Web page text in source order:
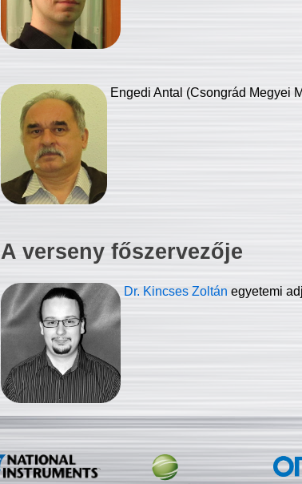
Engedi Antal (Csongrád Megyei
A verseny főszervezője
Dr. Kincses Zoltán egyetemi